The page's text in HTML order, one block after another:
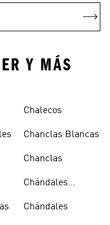
Y MÁS
Chalecos
Chanclas Blancas
Chanclas
Chándales
Chándales